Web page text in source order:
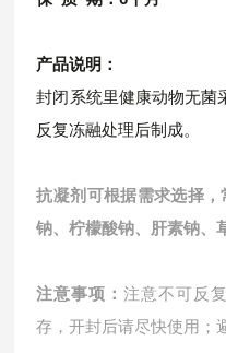
产品说明：
封闭系统里健康动物无
反复冻融处理后制成。
抗凝剂可根据需求选择
钠、柠檬酸钠、肝素钠、
注意事项：注意不可反
存，开封后请尽快使用；